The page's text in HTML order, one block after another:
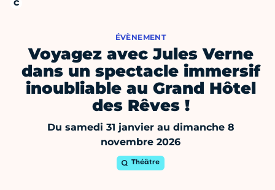
ÉVÈNEMENT
Voyagez avec Jules Verne
dans un spectacle immersif
inoubliable au Grand Hôtel
des Rêves !
Du samedi 31 janvier au dimanche 8
novembre 2026
Théâtre